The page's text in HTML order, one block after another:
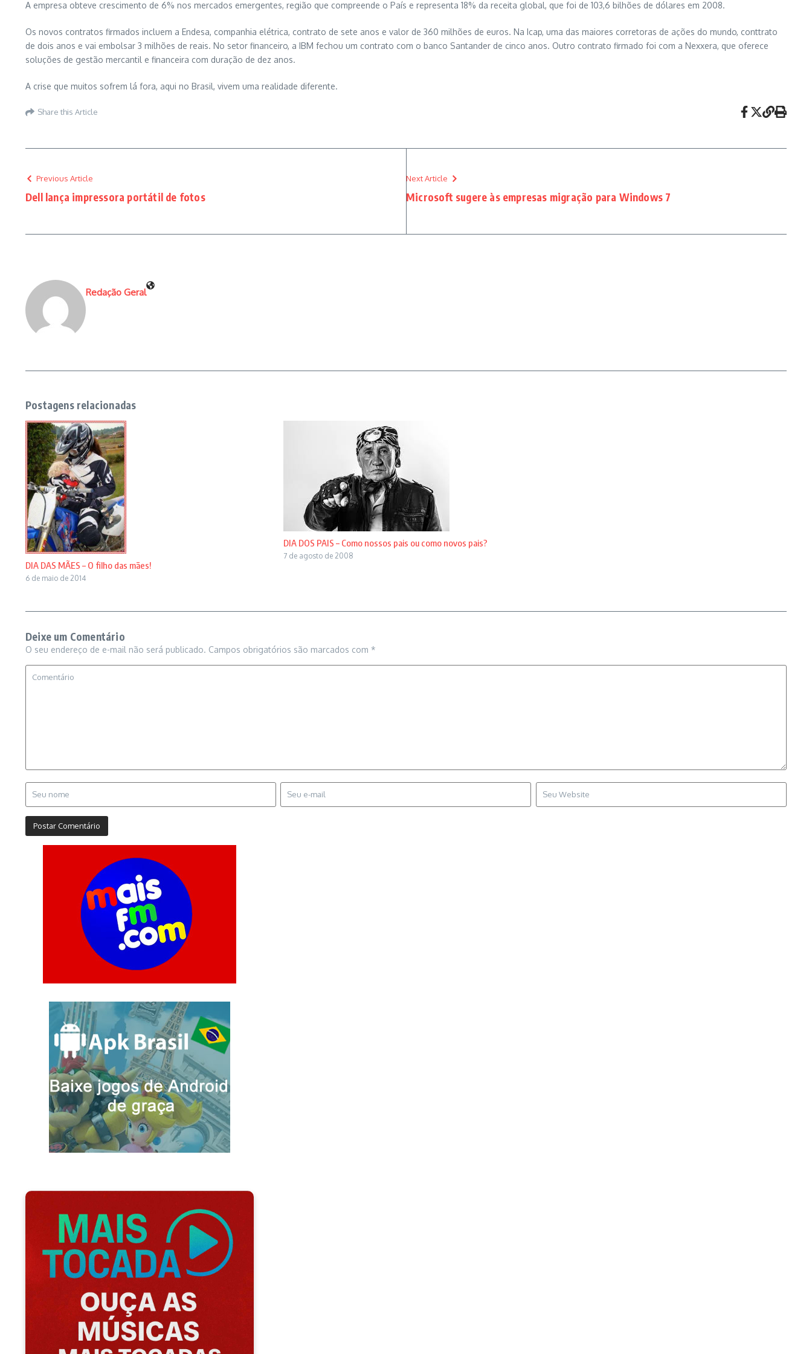
A empresa obteve crescimento de 6% nos mercados emergentes, região que compreende o País e representa 18% da receita global, que foi de 103,6 bilhões de dólares em 2008.
Os novos contratos firmados incluem a Endesa, companhia elétrica, contrato de sete anos e valor de 360 milhões de euros. Na Icap, uma das maiores corretoras de ações do mundo, conttrato
de dois anos e vai embolsar 3 milhões de reais. No setor financeiro, a IBM fechou um contrato com o banco Santander de cinco anos. Outro contrato firmado foi com a Nexxera, que oferece
soluções de gestão mercantil e financeira com duração de dez anos.
A crise que muitos sofrem lá fora, aqui no Brasil, vivem uma realidade diferente.
Share this Article
Previous Article
Dell lança impressora portátil de fotos
Next Article
Microsoft sugere às empresas migração para Windows 7
Redação Geral
Postagens relacionadas
DIA DAS MÃES – O filho das mães!
6 de maio de 2014
DIA DOS PAIS – Como nossos pais ou como novos pais?
7 de agosto de 2008
Deixe um Comentário
O seu endereço de e-mail não será publicado. Campos obrigatórios são marcados com *